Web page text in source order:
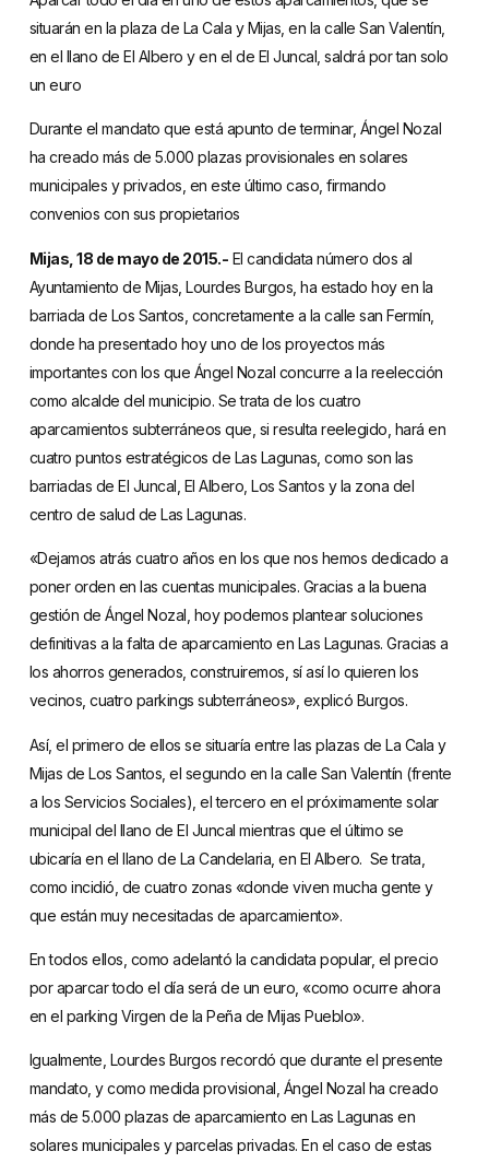
situarán en la plaza de La Cala y Mijas, en la calle San Valentín,
en el llano de El Albero y en el de El Juncal, saldrá por tan solo
un euro
Durante el mandato que está apunto de terminar, Ángel Nozal
ha creado más de 5.000 plazas provisionales en solares
municipales y privados, en este último caso, firmando
convenios con sus propietarios
Mijas, 18 de mayo de 2015.- El candidata número dos al
Ayuntamiento de Mijas, Lourdes Burgos, ha estado hoy en la
barriada de Los Santos, concretamente a la calle san Fermín,
donde ha presentado hoy uno de los proyectos más
importantes con los que Ángel Nozal concurre a la reelección
como alcalde del municipio. Se trata de los cuatro
aparcamientos subterráneos que, si resulta reelegido, hará en
cuatro puntos estratégicos de Las Lagunas, como son las
barriadas de El Juncal, El Albero, Los Santos y la zona del
centro de salud de Las Lagunas.
«Dejamos atrás cuatro años en los que nos hemos dedicado a
poner orden en las cuentas municipales. Gracias a la buena
gestión de Ángel Nozal, hoy podemos plantear soluciones
definitivas a la falta de aparcamiento en Las Lagunas. Gracias a
los ahorros generados, construiremos, sí así lo quieren los
vecinos, cuatro parkings subterráneos», explicó Burgos.
Así, el primero de ellos se situaría entre las plazas de La Cala y
Mijas de Los Santos, el segundo en la calle San Valentín (frente
a los Servicios Sociales), el tercero en el próximamente solar
municipal del llano de El Juncal mientras que el último se
ubicaría en el llano de La Candelaria, en El Albero. Se trata,
como incidió, de cuatro zonas «donde viven mucha gente y
que están muy necesitadas de aparcamiento».
En todos ellos, como adelantó la candidata popular, el precio
por aparcar todo el día será de un euro, «como ocurre ahora
en el parking Virgen de la Peña de Mijas Pueblo».
Igualmente, Lourdes Burgos recordó que durante el presente
mandato, y como medida provisional, Ángel Nozal ha creado
más de 5.000 plazas de aparcamiento en Las Lagunas en
solares municipales y parcelas privadas. En el caso de estas